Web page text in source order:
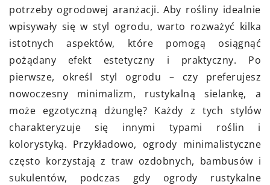
potrzeby ogrodowej aranżacji. Aby rośliny idealnie
wpisywały się w styl ogrodu, warto rozważyć kilka
istotnych aspektów, które pomogą osiągnąć
pożądany efekt estetyczny i praktyczny. Po
pierwsze, określ styl ogrodu – czy preferujesz
nowoczesny minimalizm, rustykalną sielankę, a
może egzotyczną dżunglę? Każdy z tych stylów
charakteryzuje się innymi typami roślin i
kolorystyką. Przykładowo, ogrody minimalistyczne
często korzystają z traw ozdobnych, bambusów i
sukulentów, podczas gdy ogrody rustykalne